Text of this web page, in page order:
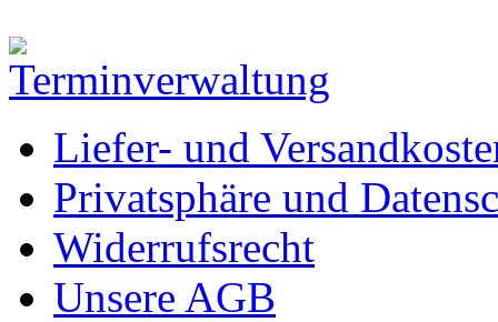
Liefer- und
Privatsphäre und
Widerrufsrecht
Unsere AGB